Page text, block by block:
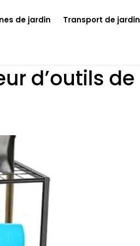
de jardin Transport de jardin
d’outils de